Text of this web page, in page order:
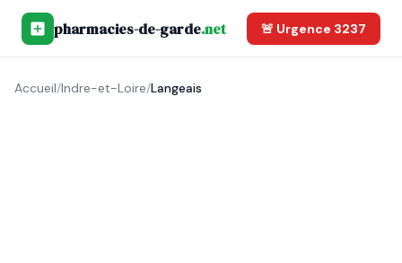
pharmacies-de-garde.net 🚨 Urgence 3237
Accueil/Indre-et-Loire/Langeais